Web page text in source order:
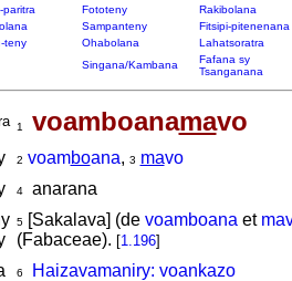
paritra Fototeny
Rakibolana
Sampanteny
Fitsipi-pitenenana
teny Ohabolana
Lahatsoratra
Singana/Kambana
Fafana sy
Tsanganana
1 voamboanamavo
2 voamboana, 3 mavo
4anarana
5[Sakalava] (de voamboana et
(Fabaceae). [1.196]
6
Haizavamaniry: voankazo